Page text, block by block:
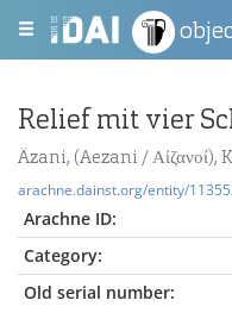
Relief mit vier
Äzani, (Aezani /
arachne.dainst.org/entity/
Arachne ID:
Category:
Old serial number: